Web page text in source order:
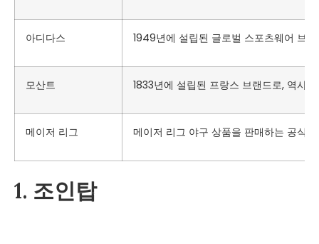
아디다스 1949년에 설립된 글로벌 스포츠웨어 브
모산트 1833년에 설립된 프랑스 브랜드로, 역사
메이저 리그 메이저 리그 야구 상품을 판매하는 공식
1. 조인탑